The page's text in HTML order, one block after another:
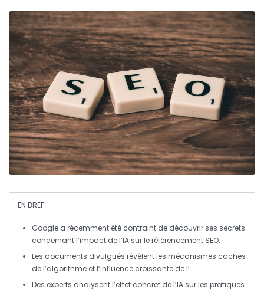
EN BREF
Google a récemment été contraint de découvrir ses secrets
concernant l’impact de l’IA sur leréférencement SEO.
Les documents divulgués révèlent les mécanismes cachés
de l’algorithme et l’influence croissante de l’.
Des experts analysent l’effet concret de l’IA sur les pratiques